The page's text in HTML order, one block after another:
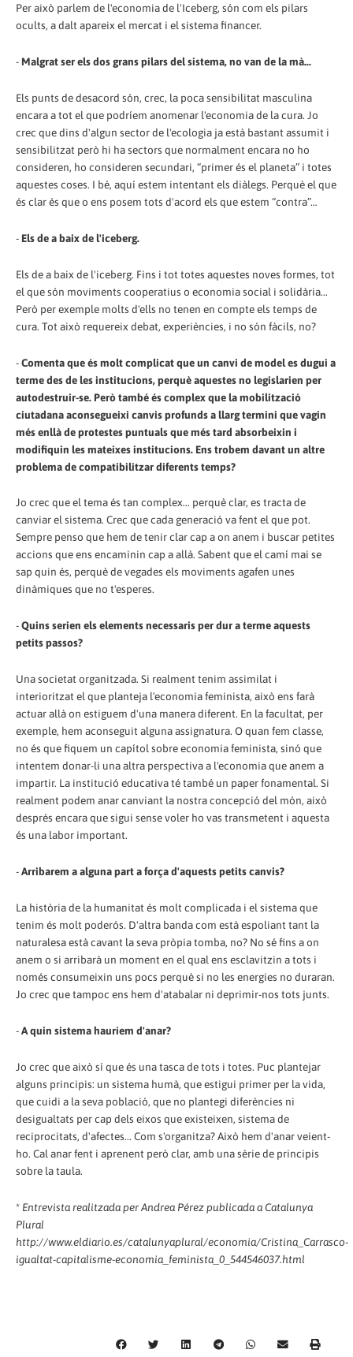
Per això parlem de l'economia de l'Iceberg, són com els pilars
ocults, a dalt apareix el mercat i el sistema financer.
- Malgrat ser els dos grans pilars del sistema, no van de la mà...
Els punts de desacord són, crec, la poca sensibilitat masculina
encara a tot el que podríem anomenar l'economia de la cura. Jo
crec que dins d'algun sector de l'ecologia ja està bastant assumit i
sensibilitzat però hi ha sectors que normalment encara no ho
consideren, ho consideren secundari, “primer és el planeta” i totes
aquestes coses. I bé, aquí estem intentant els diàlegs. Perquè el que
és clar és que o ens posem tots d'acord els que estem “contra”…
- Els de a baix de l'iceberg.
Els de a baix de l'iceberg. Fins i tot totes aquestes noves formes, tot
el que són moviments cooperatius o economia social i solidària...
Però per exemple molts d'ells no tenen en compte els temps de
cura. Tot això requereix debat, experiències, i no són fàcils, no?
-Comenta que és molt complicat que un canvi de model es dugui a
terme des de les institucions, perquè aquestes no legislarien per
autodestruir-se. Però també és complex que la mobilització
ciutadana aconsegueixi canvis profunds a llarg termini que vagin
més enllà de protestes puntuals que més tard absorbeixin i
modifiquin les mateixes institucions. Ens trobem davant un altre
problema de compatibilitzar diferents temps?
Jo crec que el tema és tan complex... perquè clar, es tracta de
canviar el sistema. Crec que cada generació va fent el que pot.
Sempre penso que hem de tenir clar cap a on anem i buscar petites
accions que ens encaminin cap a allà. Sabent que el camí mai se
sap quin és, perquè de vegades els moviments agafen unes
dinàmiques que no t'esperes.
-Quins serien els elements necessaris per dur a terme aquests
petits passos?
Una societat organitzada. Si realment tenim assimilat i
interioritzat el que planteja l'economia feminista, això ens farà
actuar allà on estiguem d'una manera diferent. En la facultat, per
exemple, hem aconseguit alguna assignatura. O quan fem classe,
no és que fiquem un capítol sobre economia feminista, sinó que
intentem donar-li una altra perspectiva a l'economia que anem a
impartir. La institució educativa té també un paper fonamental. Si
realment podem anar canviant la nostra concepció del món, això
després encara que sigui sense voler ho vas transmetent i aquesta
és una labor important.
-Arribarem a alguna part a força d'aquests petits canvis?
La història de la humanitat és molt complicada i el sistema que
tenim és molt poderós. D'altra banda com està espoliant tant la
naturalesa està cavant la seva pròpia tomba, no? No sé fins a on
anem o si arribarà un moment en el qual ens esclavitzin a tots i
només consumeixin uns pocs perquè si no les energies no duraran.
Jo crec que tampoc ens hem d'atabalar ni deprimir-nos tots junts.
-A quin sistema hauríem d'anar?
Jo crec que això sí que és una tasca de tots i totes. Puc plantejar
alguns principis: un sistema humà, que estigui primer per la vida,
que cuidi a la seva població, que no plantegi diferències ni
desigualtats per cap dels eixos que existeixen, sistema de
reciprocitats, d'afectes... Com s'organitza? Això hem d'anar veient-
ho. Cal anar fent i aprenent però clar, amb una sèrie de principis
sobre la taula.
* Entrevista realitzada per Andrea Pérez publicada a Catalunya
Plural
http://www.eldiario.es/catalunyaplural/economia/Cristina_Carrasco-
igualtat-capitalisme-economia_feminista_0_544546037.html